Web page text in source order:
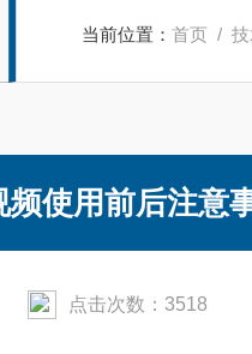
当前位置：首页 /
频使用前后注意
点击次数：3518